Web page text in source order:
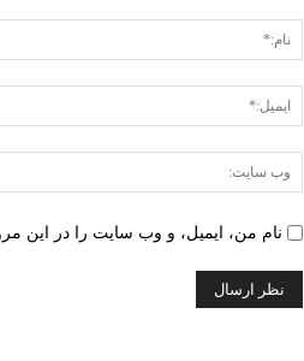
نام من، ایمیل، و وب سایت را در این